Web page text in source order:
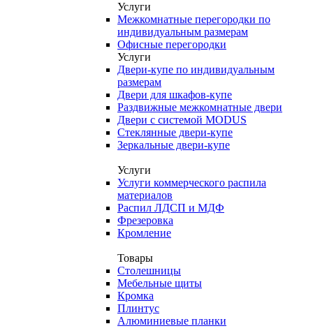
Услуги
Межкомнатные перегородки по
индивидуальным размерам
Офисные перегородки
Услуги
Двери-купе по индивидуальным
размерам
Двери для шкафов-купе
Раздвижные межкомнатные двери
Двери с системой MODUS
Стеклянные двери-купе
Зеркальные двери-купе
Услуги
Услуги коммерческого распила
материалов
Распил ЛДСП и МДФ
Фрезеровка
Кромление
Товары
Столешницы
Мебельные щиты
Кромка
Плинтус
Алюминиевые планки